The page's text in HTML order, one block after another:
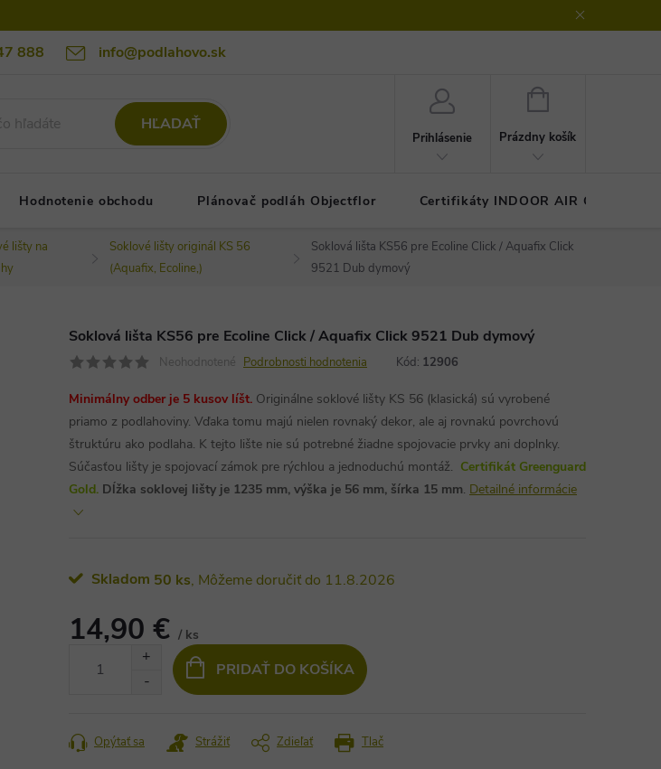
888 info@podlahovo.sk
Reklamačné podmienky
HĽADAŤ
Prihlásenie
NÁKUPNÝ
Prázdny košík
Hodnotenie obchodu Plánovač podláh Objectflor Certifikáty INDOOR AIR COMFORT
lišty na
Soklové lišty originál KS 56
(Aquafix, Ecoline,)
Soklová lišta KS56 pre Ecoline Click / Aquafix Click
9521 Dub dymový
Soklová lišta KS56 pre Ecoline Click / Aquafix Click 9521 Dub dymový
Neohodnotené Podrobnosti hodnotenia Kód: 12906
Minimálny odber je 5 kusov líšt. Originálne soklové lišty KS 56 (klasická) sú vyrobené
priamo z podlahoviny. Vďaka tomu majú nielen rovnaký dekor, ale aj rovnakú povrchovú
štruktúru ako podlaha. K tejto lište nie sú potrebné žiadne spojovacie prvky ani doplnky.
Súčasťou lišty je spojovací zámok pre rýchlou a jednoduchú montáž. Certifikát Greenguard
Gold. Dĺžka soklovej lišty je 1235 mm, výška je 56 mm, šírka 15 mm. Detailné informácie
Skladom 50 ks 11.8.2026
14,90 € / ks
PRIDAŤ DO KOŠÍKA
Tlač
Opýtať sa Strážiť Zdieľať